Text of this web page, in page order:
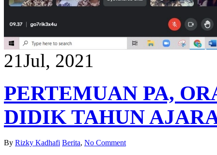
21Jul, 2021
PERTEMUAN PA,
DIDIK TAHUN
By Rizky Kadhafi Berita, No Comment